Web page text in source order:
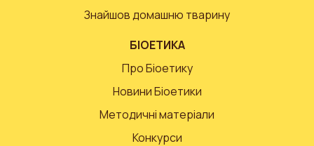
Знайшов домашню тварину
БІОЕТИКА
Про Біоетику
Новини Біоетики
Методичні матеріали
Конкурси